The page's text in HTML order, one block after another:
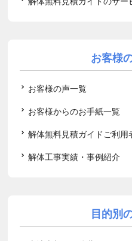
お客様
お客様の声一覧
お客様からのお手紙一覧
解体無料見積ガイドご利用
解体工事実績・事例紹介
目的別